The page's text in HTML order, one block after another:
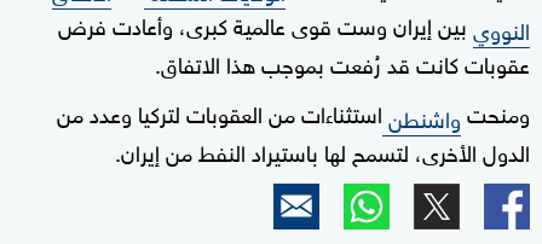
النوويبين إيران وست قوى عالمية كبرى، وأعادت فرض
عقوبات كانت قد رُفعت بموجب هذا الاتفاق.
ومنحتواشنطناستثناءات من العقوبات لتركيا وعدد من
الدول الأخرى، لتسمح لها باستيراد النفط من إيران.